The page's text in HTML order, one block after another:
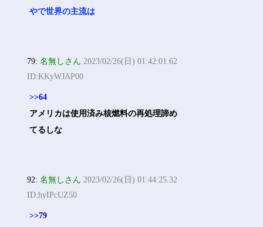
やで世界の主流は
79:名無しさん 2023/02/26(日) 01:42:01.62
ID:KKyWJAP00
>>64
アメリカは使用済み核燃料の再処理諦め
てるしな
92:名無しさん 2023/02/26(日) 01:44:25.32
ID:hyIPcUZ50
>>79